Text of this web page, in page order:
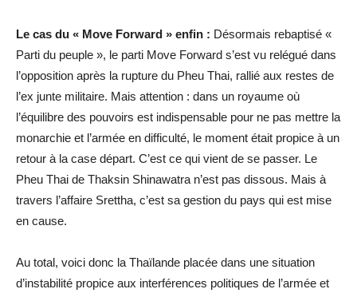
Le cas du « Move Forward » enfin : Désormais rebaptisé «
Parti du peuple », le parti Move Forward s’est vu relégué dans
l’opposition après la rupture du Pheu Thai, rallié aux restes de
l’ex junte militaire. Mais attention : dans un royaume où
l’équilibre des pouvoirs est indispensable pour ne pas mettre la
monarchie et l’armée en difficulté, le moment était propice à un
retour à la case départ. C’est ce qui vient de se passer. Le
Pheu Thai de Thaksin Shinawatra n’est pas dissous. Mais à
travers l’affaire Srettha, c’est sa gestion du pays qui est mise
en cause.
Au total, voici donc la Thaïlande placée dans une situation
d’instabilité propice aux interférences politiques de l’armée et